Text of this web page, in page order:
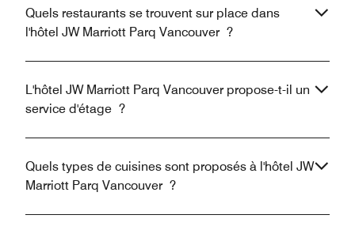
Quels restaurants se trouvent sur place dans
l'hôtel JW Marriott Parq Vancouver ?
L'hôtel JW Marriott Parq Vancouver propose-t-il un
service d'étage ?
Quels types de cuisines sont proposés à l'hôtel JW
Marriott Parq Vancouver ?